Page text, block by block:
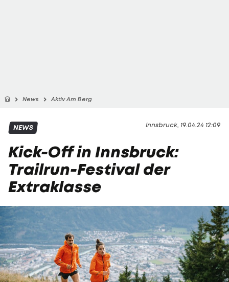
News Aktiv Am Berg
Innsbruck, 19.04.24 12:09
NEWS
Kick-Off in Innsbruck:
Trailrun-Festival der
Extraklasse